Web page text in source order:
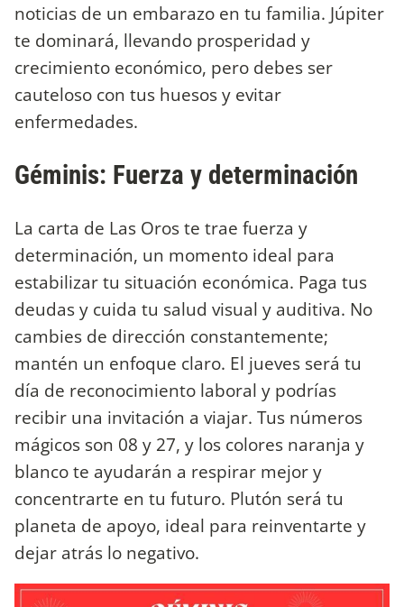
noticias de un embarazo en tu familia. Júpiter
te dominará, llevando prosperidad y
crecimiento económico, pero debes ser
cauteloso con tus huesos y evitar
enfermedades.
Géminis: Fuerza y determinación
La carta de Las Oros te trae fuerza y
determinación, un momento ideal para
estabilizar tu situación económica. Paga tus
deudas y cuida tu salud visual y auditiva. No
cambies de dirección constantemente;
mantén un enfoque claro. El jueves será tu
día de reconocimiento laboral y podrías
recibir una invitación a viajar. Tus números
mágicos son 08 y 27, y los colores naranja y
blanco te ayudarán a respirar mejor y
concentrarte en tu futuro. Plutón será tu
planeta de apoyo, ideal para reinventarte y
dejar atrás lo negativo.